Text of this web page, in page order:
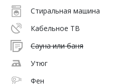
Стиральная машина
Кабельное ТВ
Сауна или баня
Утюг
Фен